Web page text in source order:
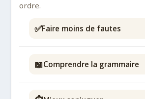
ordre.
✅Faire moins de fautes
📖Comprendre la grammaire